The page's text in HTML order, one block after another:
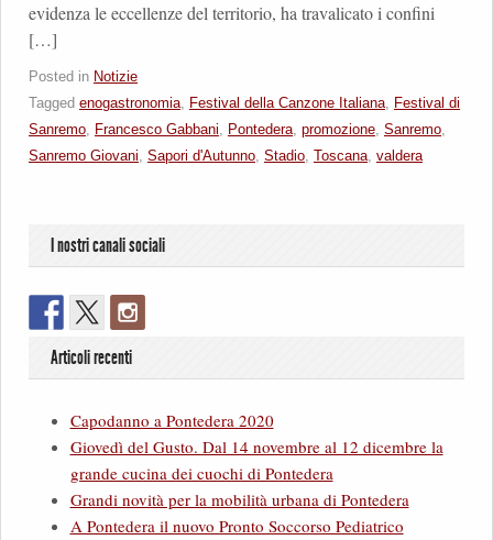
evidenza le eccellenze del territorio, ha travalicato i confini
[…]
Posted in Notizie
Tagged enogastronomia, Festival della Canzone Italiana, Festival di
Sanremo, Francesco Gabbani, Pontedera, promozione, Sanremo,
Sanremo Giovani, Sapori d'Autunno, Stadio, Toscana, valdera
I nostri canali sociali
Articoli recenti
Capodanno a Pontedera 2020
Giovedì del Gusto. Dal 14 novembre al 12 dicembre la
grande cucina dei cuochi di Pontedera
Grandi novità per la mobilità urbana di Pontedera
A Pontedera il nuovo Pronto Soccorso Pediatrico